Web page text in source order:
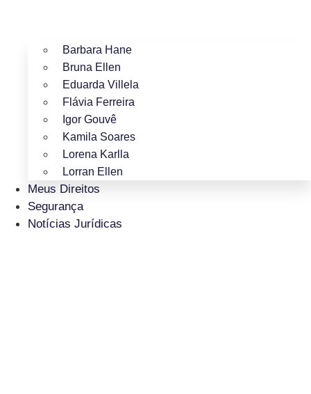
Barbara Hane
Bruna Ellen
Eduarda Villela
Flávia Ferreira
Igor Gouvê
Kamila Soares
Lorena Karlla
Lorran Ellen
Meus Direitos
Segurança
Notícias Jurídicas